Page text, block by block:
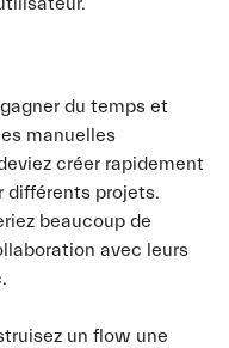
du temps et
manuelles
créer rapidement
différents projets.
beaucoup de
avec leurs
un flow une